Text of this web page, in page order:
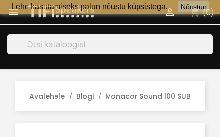
Lehe kasutamiseks palun nõustu küpsistega. Nõustun
 shopping_cart(0)

Avalehele Blogi Monacor Sound 100 SUB